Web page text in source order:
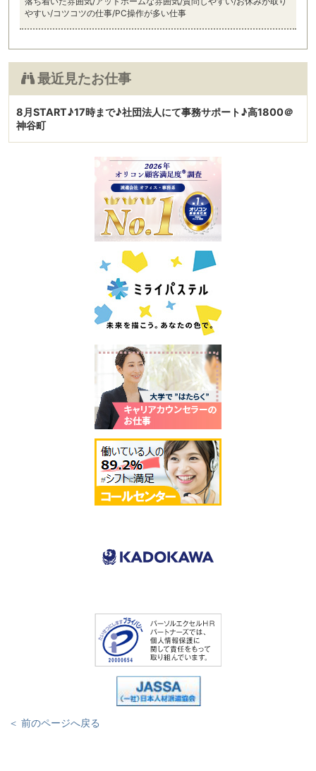
やすい/コツコツの仕事/PC操作が多い仕事
最近見たお仕事
8月START♪17時まで♪社団法人にて事務サポート♪高1800＠
神谷町
＜ 前のページへ戻る